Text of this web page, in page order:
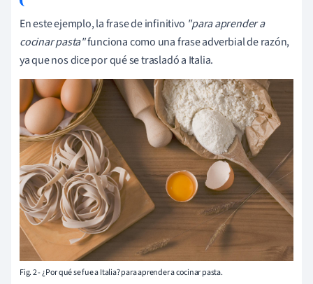
En este ejemplo, la frase de infinitivo "para aprender a
cocinar pasta"funciona como una frase adverbial de razón,
ya que nos dice por qué se trasladó a Italia.
Fig. 2 - ¿Por qué se fue a Italia? para aprender a cocinar pasta.